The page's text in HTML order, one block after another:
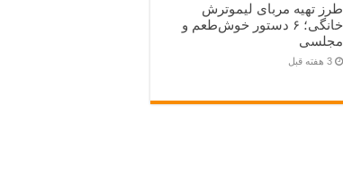
طرز تهیه مربای لیموترش
خانگی؛ ۶ دستور خوش‌طعم و
مجلسی
3 هفته قبل